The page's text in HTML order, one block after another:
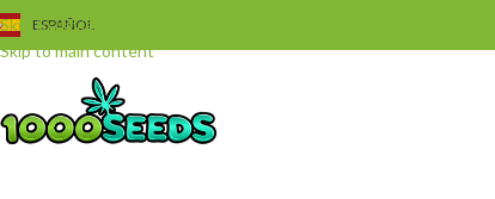
Skip to navigation
Skip to main content
ESPAÑOL